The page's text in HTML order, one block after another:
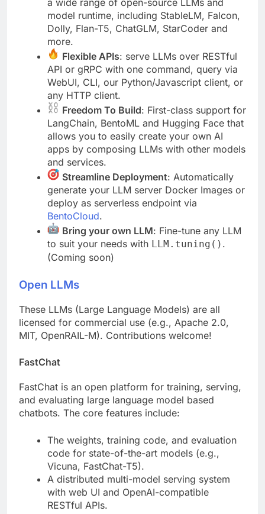
a wide range of open-source LLMs and
model runtime, including StableLM, Falcon,
Dolly, Flan-T5, ChatGLM, StarCoder and
more.
Flexible APIs: serve LLMs over RESTful
API or gRPC with one command, query via
WebUI, CLI, our Python/Javascript client, or
any HTTP client.
Freedom To Build: First-class support for
LangChain, BentoML and Hugging Face that
allows you to easily create your own AI
apps by composing LLMs with other models
and services.
Streamline Deployment: Automatically
generate your LLM server Docker Images or
deploy as serverless endpoint via
BentoCloud.
Bring your own LLM: Fine-tune any LLM
to suit your needs with LLM.tuning() .
(Coming soon)
Open LLMs
These LLMs (Large Language Models) are all
licensed for commercial use (e.g., Apache 2.0,
MIT, OpenRAIL-M). Contributions welcome!
FastChat
FastChat is an open platform for training, serving,
and evaluating large language model based
chatbots. The core features include:
The weights, training code, and evaluation
code for state-of-the-art models (e.g.,
Vicuna, FastChat-T5).
A distributed multi-model serving system
with web UI and OpenAI-compatible
RESTful APIs.